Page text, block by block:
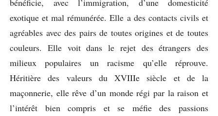
exotique et mal rémunérée. Elle a des contacts civils et
agréables avec des pairs de toutes origines et de toutes
couleurs. Elle voit dans le rejet des étrangers des
milieux populaires un racisme qu’elle réprouve.
Héritière des valeurs du XVIIIe siècle et de la
maçonnerie, elle rêve d’un monde régi par la raison et
l’intérêt bien compris et se méfie des passions